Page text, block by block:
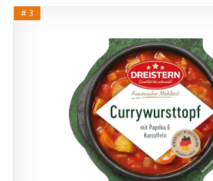
# 3